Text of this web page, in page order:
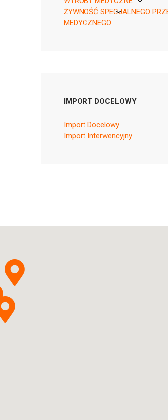
KikGel
ŻYWNOŚĆ SPECJALNEGO
MEDYCZNEGO
IMPORT DOCELOWY
Import Docelowy
Import Interwencyjny